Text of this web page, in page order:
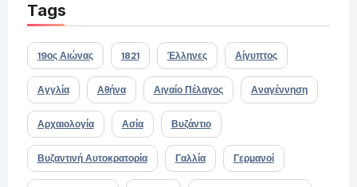
Tags
19ος Αιώνας 1821 Έλληνες Αίγυπτος
Αγγλία Αθήνα Αιγαίο Πέλαγος Αναγέννηση
Αρχαιολογία Ασία Βυζάντιο
Βυζαντινή Αυτοκρατορία Γαλλία Γερμανοί